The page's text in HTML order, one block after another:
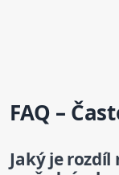
FAQ –
Jaký je rozdíl